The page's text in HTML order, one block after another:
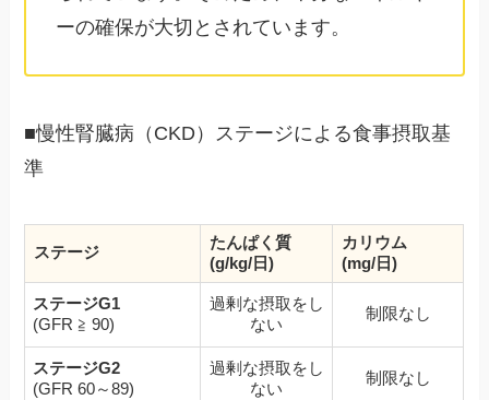
ーの確保が大切とされています。
■慢性腎臓病（CKD）ステージによる食事摂取基
準
ステージ
たんぱく質
(g/kg/日)
カリウム
(mg/日)
ステージG1
(GFR ≧ 90)
過剰な摂取をし
ない
制限なし
ステージG2
(GFR 60～89)
過剰な摂取をし
ない
制限なし